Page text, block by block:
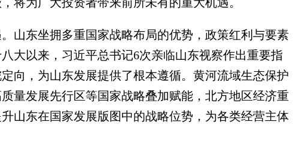
东坐拥多重国家战略布局的优势，政策红利与要素
大以来，习近平总书记6次亲临山东视察作出重要指
向，为山东发展提供了根本遵循。黄河流域生态保护
量发展先行区等国家战略叠加赋能，北方地区经济重
山东在国家发展版图中的战略位势，为各类经营主体